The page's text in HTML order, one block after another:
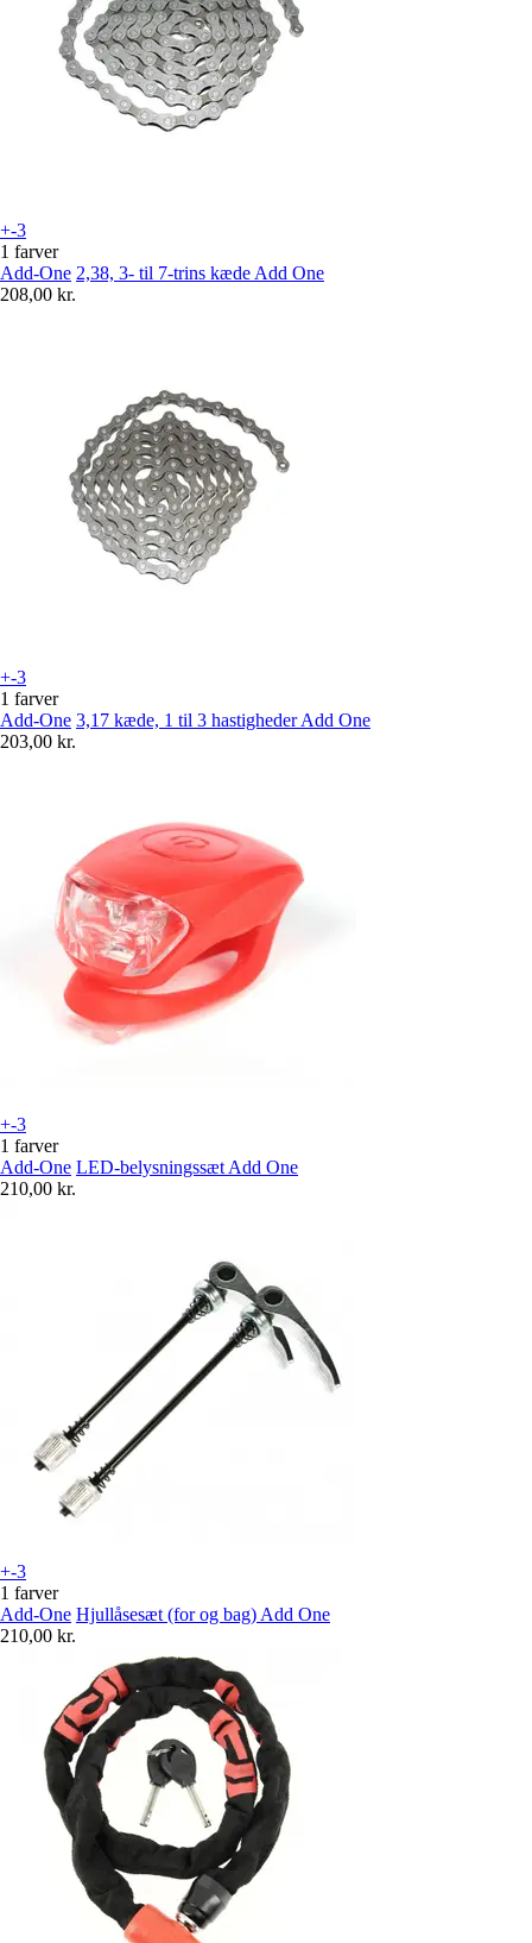
+-3
1 farver
Add-One 2,38, 3- til 7-trins kæde Add One
208,00 kr.
+-3
1 farver
Add-One 3,17 kæde, 1 til 3 hastigheder Add One
203,00 kr.
+-3
1 farver
Add-One LED-belysningssæt Add One
210,00 kr.
+-3
1 farver
Add-One Hjullåsesæt (for og bag) Add One
210,00 kr.